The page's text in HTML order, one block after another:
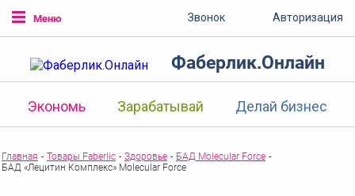
Меню Звонок Авторизация
Фаберлик.Онлайн
Экономь Зарабатывай Делай бизнес
Главная - Товары Faberlic - Здоровье - БАД Molecular Force -
БАД «Лецитин Комплекс» Molecular Force